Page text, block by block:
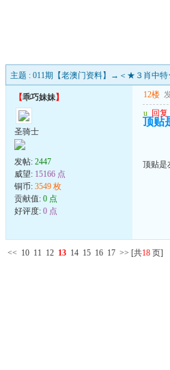
主题 : 011期【老澳门资料】→＜★３肖中特
【乖巧妹妹】
圣骑士
发帖: 2447
威望: 15166 点
铜币: 3549 枚
贡献值: 0 点
好评度: 0 点
12楼
u 回复
顶贴
顶贴是
<< 10 11 12 13 14 15 16 17 >> [共18 页]